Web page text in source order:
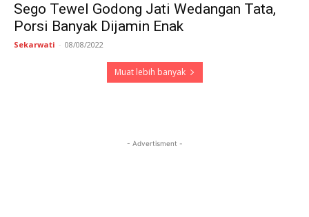
Sego Tewel Godong Jati Wedangan Tata,
Porsi Banyak Dijamin Enak
Sekarwati - 08/08/2022
Muat lebih banyak
- Advertisment -